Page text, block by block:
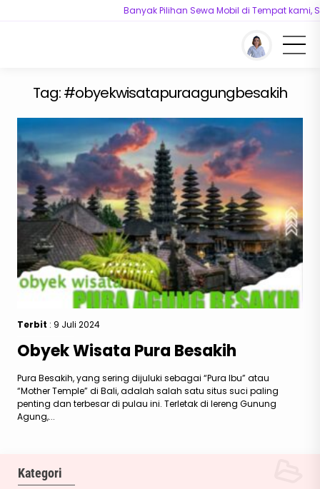
Banyak Pilihan Sewa Mobil di Tempat kami,
Beranda/Tag "#obyekwisatapuraagungbesakih"
Tag:#obyekwisatapuraagungbesakih
Terbit : 9 Juli 2024
Obyek Wisata Pura Besakih
Pura Besakih, yang sering dijuluki sebagai “Pura Ibu” atau
“Mother Temple” di Bali, adalah salah satu situs suci paling
penting dan terbesar di pulau ini. Terletak di lereng Gunung
Agung,...
Kategori